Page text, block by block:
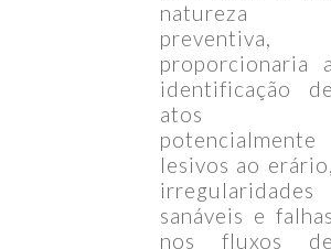
natureza
preventiva,
proporcionaria a
identificação de
atos
potencialmente
lesivos ao erário,
irregularidades
sanáveis e falhas
nos fluxos de